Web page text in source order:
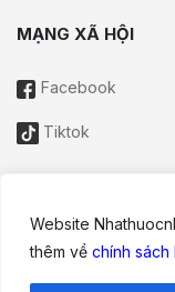
Website
thêm về chính sách
MẠNG XÃ HỘI
Facebook
Tiktok
Thông tin trên